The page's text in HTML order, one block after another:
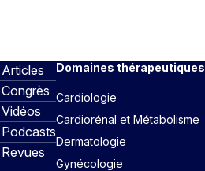
Articles
Congrès
Vidéos
Podcasts
Revues
Domaines thérapeutiques
Cardiologie
Cardiorénal et Métabolisme
Dermatologie
Gynécologie